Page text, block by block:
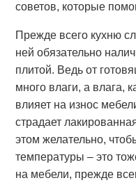
советов, которые
Прежде всего кухню
ней обязательно
плитой. Ведь от
много влаги, а влага,
влияет на износ
страдает
этом желательно,
температуры – это
на мебели, прежде